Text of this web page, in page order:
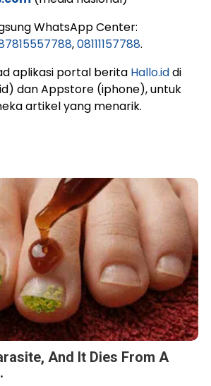
WhatsApp Center:
,08111157788.
aplikasi portal berita Hallo.iddi
dan Appstore (iphone), untuk
artikel yang menarik.
And It Dies From A